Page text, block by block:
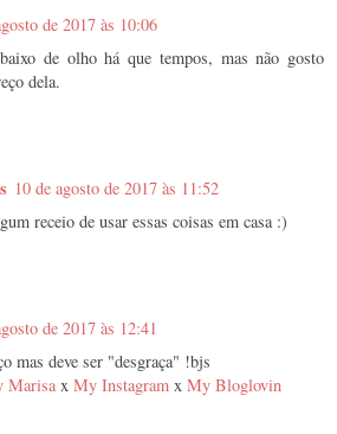
de 2017 às 10:06
de olho há que tempos, mas não gosto
dela.
10 de agosto de 2017 às 11:52
receio de usar essas coisas em casa :)
de 2017 às 12:41
mas deve ser "desgraça" !bjs
Marisa x My Instagram x My Bloglovin